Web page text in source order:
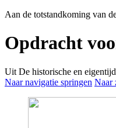
Aan de totstandkoming van
Opdracht
Uit De historische en
Naar navigatie springen Naar